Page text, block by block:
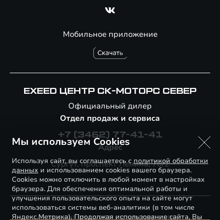
Мобильное приложение
EXEED ЦЕНТР СК-МОТОРС СЕВЕР
Официальный дилер
Отдел продаж и сервиса
+7 (3462) 77-41-41
Адрес
Сургут, проспект Ленина, 76/2
Мы используем Cookies
Используя сайт, вы соглашаетесь сполитикой обработки
данных и использованием cookies вашего браузера.
Cookies можно отключить в любой момент в настройках
браузера. Для обеспечения оптимальной работы и
улучшения пользовательского опыта на сайте могут
использоваться системы веб-аналитики (в том числе
Яндекс.Метрика). Продолжая использование сайта, Вы